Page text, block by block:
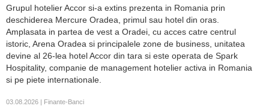
Grupul hotelier Accor si-a extins prezenta in Romania prin
deschiderea Mercure Oradea, primul sau hotel din oras.
Amplasata in partea de vest a Oradei, cu acces catre centrul
istoric, Arena Oradea si principalele zone de business, unitatea
devine al 26-lea hotel Accor din tara si este operata de Spark
Hospitality, companie de management hotelier activa in Romania
si pe piete internationale.
03.08.2026 | Finante-Banci